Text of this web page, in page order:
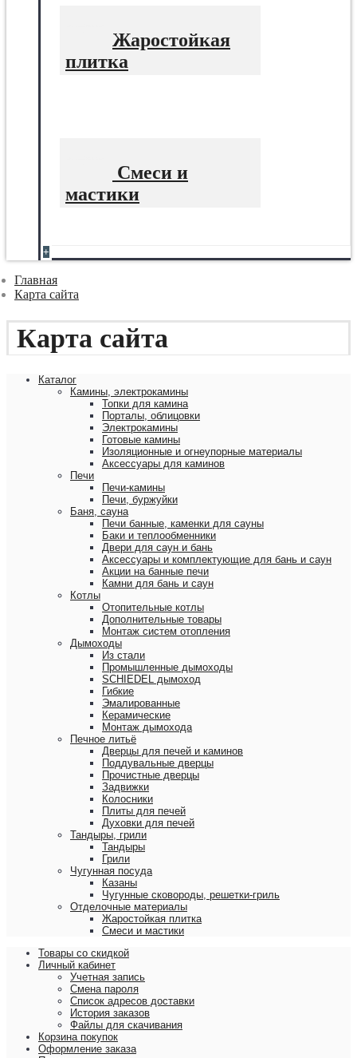
Жаростойкая
плитка
Смеси и
мастики
+
Главная
Карта сайта
Карта сайта
Каталог
Камины, электрокамины
Топки для камина
Порталы, облицовки
Электрокамины
Готовые камины
Изоляционные и огнеупорные материалы
Аксессуары для каминов
Печи
Печи-камины
Печи, буржуйки
Баня, сауна
Печи банные, каменки для сауны
Баки и теплообменники
Двери для саун и бань
Аксессуары и комплектующие для бань и саун
Акции на банные печи
Камни для бань и саун
Котлы
Отопительные котлы
Дополнительные товары
Монтаж систем отопления
Дымоходы
Из стали
Промышленные дымоходы
SCHIEDEL дымоход
Гибкие
Эмалированные
Керамические
Монтаж дымохода
Печное литьё
Дверцы для печей и каминов
Поддувальные дверцы
Прочистные дверцы
Задвижки
Колосники
Плиты для печей
Духовки для печей
Тандыры, грили
Тандыры
Грили
Чугунная посуда
Казаны
Чугунные сковороды, решетки-гриль
Отделочные материалы
Жаростойкая плитка
Смеси и мастики
Товары со скидкой
Личный кабинет
Учетная запись
Смена пароля
Список адресов доставки
История заказов
Файлы для скачивания
Корзина покупок
Оформление заказа